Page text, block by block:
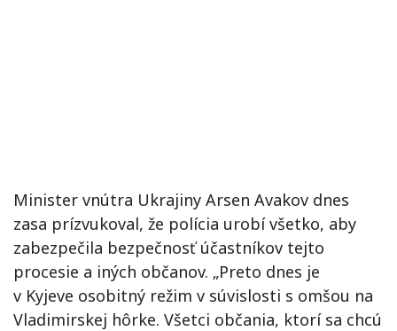
Minister vnútra Ukrajiny Arsen Avakov dnes
zasa prízvukoval, že polícia urobí všetko, aby
zabezpečila bezpečnosť účastníkov tejto
procesie a iných občanov. „Preto dnes je
v Kyjeve osobitný režim v súvislosti s omšou na
Vladimirskej hôrke. Všetci občania, ktorí sa chcú